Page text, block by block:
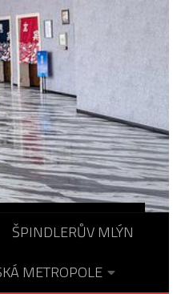
ŠPINDLERŮV MLÝN
METROPOLE